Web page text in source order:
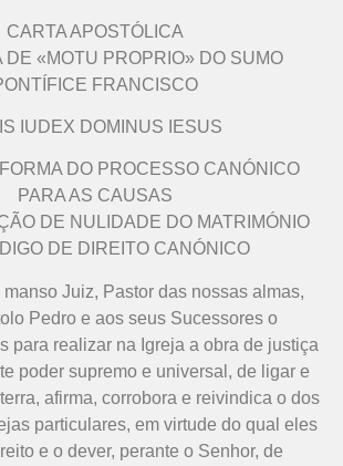
CARTA APOSTÓLICA
DE «MOTU PROPRIO» DO SUMO
FRANCISCO
IUDEX DOMINUS IESUS
DO PROCESSO CANÓNICO
PARA AS CAUSAS
DE NULIDADE DO MATRIMÓNIO
DE DIREITO CANÓNICO
Juiz, Pastor das nossas almas,
Pedro e aos seus Sucessores o
para realizar na Igreja a obra de justiça
poder supremo e universal, de ligar e
afirma, corrobora e reivindica o dos
particulares, em virtude do qual eles
e o dever, perante o Senhor, de